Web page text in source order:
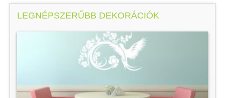
LEGNÉPSZERŰBB DEKORÁCIÓK